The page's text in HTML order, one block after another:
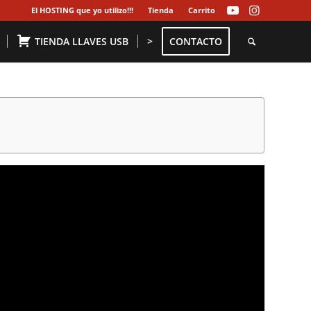
El HOSTING que yo utilizo!!! Tienda Carrito
TIENDA LLAVES USB > CONTACTO